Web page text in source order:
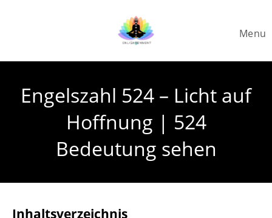
Menu
Engelszahl 524 – Licht auf
Hoffnung | 524
Bedeutung sehen
Inhaltsverzeichnis